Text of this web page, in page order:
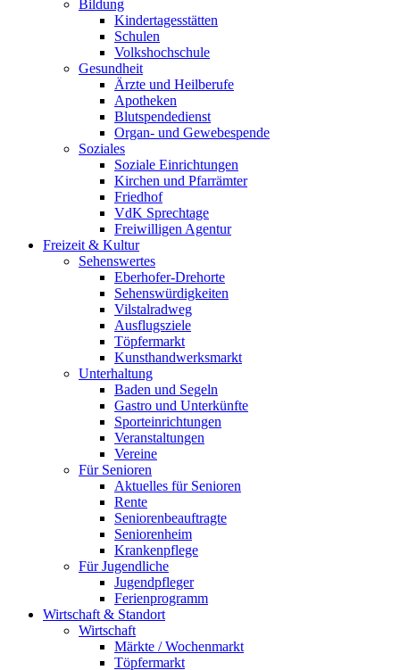
Bildung
Kindertagesstätten
Schulen
Volkshochschule
Gesundheit
Ärzte und Heilberufe
Apotheken
Blutspendedienst
Organ- und Gewebespende
Soziales
Soziale Einrichtungen
Kirchen und Pfarrämter
Friedhof
VdK Sprechtage
Freiwilligen Agentur
Freizeit & Kultur
Sehenswertes
Eberhofer-Drehorte
Sehenswürdigkeiten
Vilstalradweg
Ausflugsziele
Töpfermarkt
Kunsthandwerksmarkt
Unterhaltung
Baden und Segeln
Gastro und Unterkünfte
Sporteinrichtungen
Veranstaltungen
Vereine
Für Senioren
Aktuelles für Senioren
Rente
Seniorenbeauftragte
Seniorenheim
Krankenpflege
Für Jugendliche
Jugendpfleger
Ferienprogramm
Wirtschaft & Standort
Wirtschaft
Märkte / Wochenmarkt
Töpfermarkt